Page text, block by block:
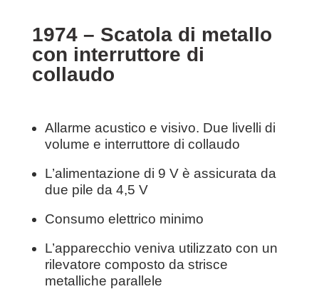
1974 – Scatola di metallo
con interruttore di
collaudo
Allarme acustico e visivo. Due livelli di
volume e interruttore di collaudo
L’alimentazione di 9 V è assicurata da
due pile da 4,5 V
Consumo elettrico minimo
L’apparecchio veniva utilizzato con un
rilevatore composto da strisce
metalliche parallele